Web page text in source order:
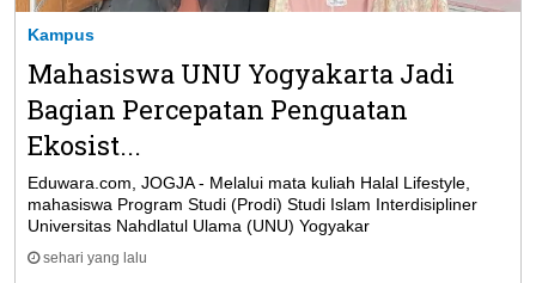
Ikuti Kami di:
Kampus
Mahasiswa UNU Yogyakarta Jadi
Bagian Percepatan Penguatan
Ekosist...
Eduwara.com, JOGJA - Melalui mata kuliah Halal Lifestyle,
mahasiswa Program Studi (Prodi) Studi Islam Interdisipliner
Universitas Nahdlatul Ulama (UNU) Yogyakar
sehari yang lalu